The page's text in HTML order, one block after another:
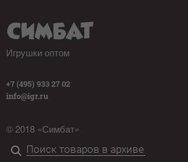
Игрушки оптом
+7 (495) 933 27 02
info@igr.ru
© 2018 «Симбат»